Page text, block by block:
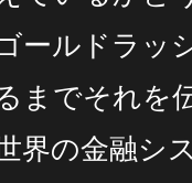
ールドラッ
までそれを
界の金融シ